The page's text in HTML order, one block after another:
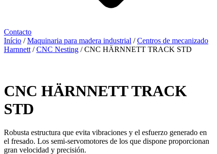
Contacto
Início /Maquinaria para madera industrial /Centros de mecanizado
Harnnett /CNC Nesting / CNC HÄRNNETT TRACK STD
CNC HÄRNNETT TRACK
STD
Robusta estructura que evita vibraciones y el esfuerzo generado en
el fresado. Los semi-servomotores de los que dispone proporcionan
gran velocidad y precisión.